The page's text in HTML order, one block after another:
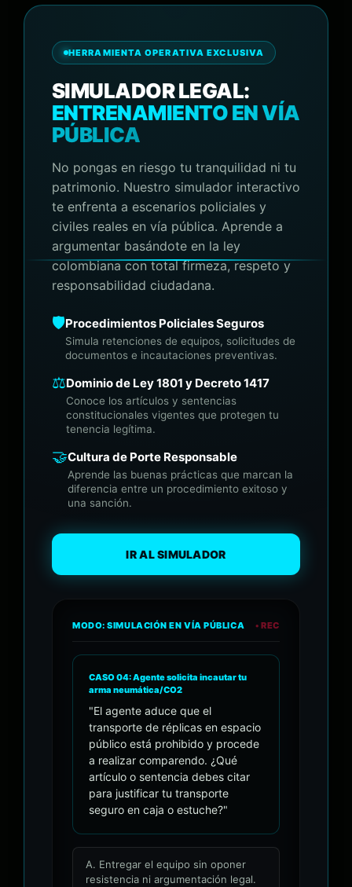
HERRAMIENTA OPERATIVA EXCLUSIVA
SIMULADOR LEGAL:
ENTRENAMIENTO EN VÍA
PÚBLICA
No pongas en riesgo tu tranquilidad ni tu
patrimonio. Nuestro simulador interactivo
te enfrenta a escenarios policiales y
civiles reales en vía pública. Aprende a
argumentar basándote en la ley
colombiana con total firmeza, respeto y
responsabilidad ciudadana.
🛡️Procedimientos Policiales Seguros
Simula retenciones de equipos, solicitudes de
documentos e incautaciones preventivas.
⚖️Dominio de Ley 1801 y Decreto 1417
Conoce los artículos y sentencias
constitucionales vigentes que protegen tu
tenencia legítima.
🤝Cultura de Porte Responsable
Aprende las buenas prácticas que marcan la
diferencia entre un procedimiento exitoso y
una sanción.
IR AL SIMULADOR
MODO: SIMULACIÓN EN VÍA PÚBLICA • REC
CASO 04: Agente solicita incautar tu
arma neumática/CO2
"El agente aduce que el
transporte de réplicas en espacio
público está prohibido y procede
a realizar comparendo. ¿Qué
artículo o sentencia debes citar
para justificar tu transporte
seguro en caja o estuche?"
A. Entregar el equipo sin oponer
resistencia ni argumentación legal.